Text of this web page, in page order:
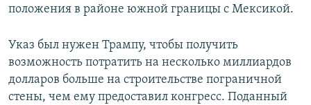
положения в районе южной границы с Мексикой.
Указ был нужен Трампу, чтобы получить
возможность потратить на несколько миллиардов
долларов больше на строительстве пограничной
стены, чем ему предоставил конгресс. Поданный